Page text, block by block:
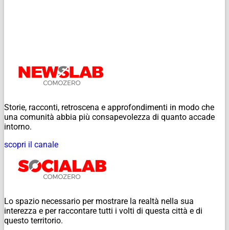
Storie, racconti, retroscena e approfondimenti in modo che
una comunità abbia più consapevolezza di quanto accade
intorno.
scopri il canale
Lo spazio necessario per mostrare la realtà nella sua
interezza e per raccontare tutti i volti di questa città e di
questo territorio.